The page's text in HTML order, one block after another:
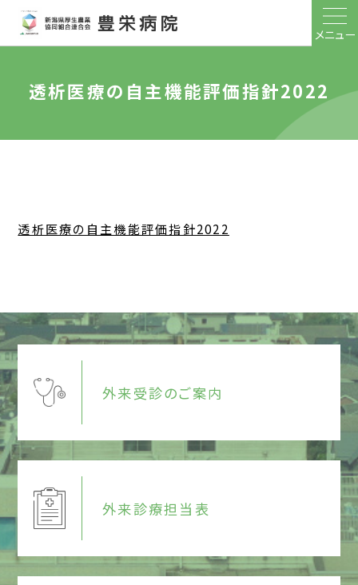
メニュー
透析医療の自主機能評価指針2022
透析医療の自主機能評価指針2022
外来受診のご案内
外来診療担当表